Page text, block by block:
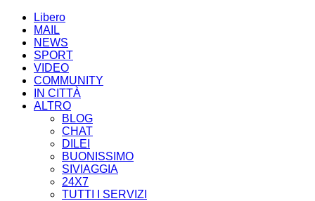
Libero
MAIL
NEWS
SPORT
VIDEO
COMMUNITY
IN CITTÀ
ALTRO
BLOG
CHAT
DILEI
BUONISSIMO
SIVIAGGIA
24X7
TUTTI I SERVIZI